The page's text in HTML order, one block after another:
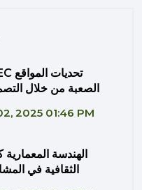
الصعبة من خلال
2025 01:46 PM
الهندسة
الثقافية في